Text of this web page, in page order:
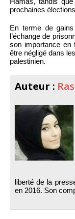
prochaines
En terme de gains
l’échange de
son importance en
être négligé dans
palestinien.
Auteur :
liberté de la
en 2016. Son